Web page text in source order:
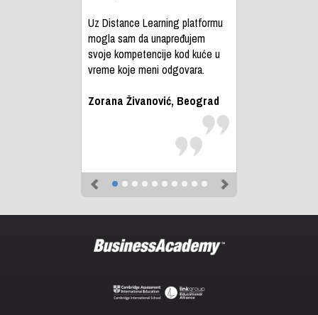
Uz Distance Learning platformu
mogla sam da unapređujem
svoje kompetencije kod kuće u
vreme koje meni odgovara.
Zorana Živanović, Beograd